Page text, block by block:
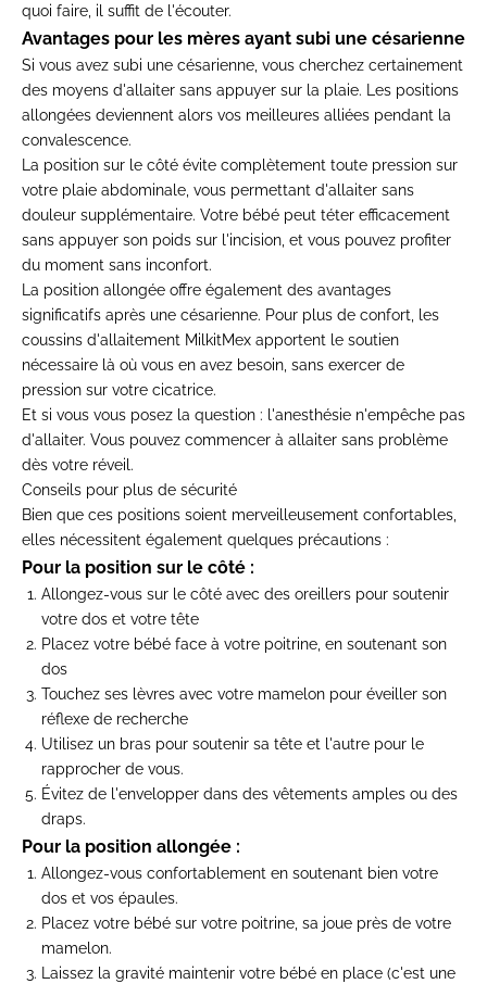
quoi faire, il suffit de l'écouter.
Avantages pour les mères ayant subi une césarienne
Si vous avez subi une césarienne, vous cherchez certainement
des moyens d'allaiter sans appuyer sur la plaie. Les positions
allongées deviennent alors vos meilleures alliées pendant la
convalescence.
La position sur le côté évite complètement toute pression sur
votre plaie abdominale, vous permettant d'allaiter sans
douleur supplémentaire. Votre bébé peut téter efficacement
sans appuyer son poids sur l'incision, et vous pouvez profiter
du moment sans inconfort.
La position allongée offre également des avantages
significatifs après une césarienne. Pour plus de confort, les
coussins d'allaitement MilkitMex apportent le soutien
nécessaire là où vous en avez besoin, sans exercer de
pression sur votre cicatrice.
Et si vous vous posez la question : l'anesthésie n'empêche pas
d'allaiter. Vous pouvez commencer à allaiter sans problème
dès votre réveil.
Conseils pour plus de sécurité
Bien que ces positions soient merveilleusement confortables,
elles nécessitent également quelques précautions :
Pour la position sur le côté :
Allongez-vous sur le côté avec des oreillers pour soutenir
votre dos et votre tête
Placez votre bébé face à votre poitrine, en soutenant son
dos
Touchez ses lèvres avec votre mamelon pour éveiller son
réflexe de recherche
Utilisez un bras pour soutenir sa tête et l'autre pour le
rapprocher de vous.
Évitez de l'envelopper dans des vêtements amples ou des
draps.
Pour la position allongée :
Allongez-vous confortablement en soutenant bien votre
dos et vos épaules.
Placez votre bébé sur votre poitrine, sa joue près de votre
mamelon.
Laissez la gravité maintenir votre bébé en place (c'est une